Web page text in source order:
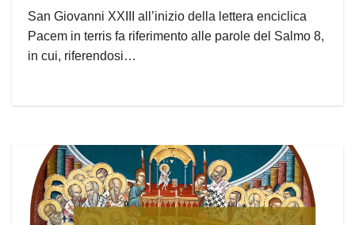
San Giovanni XXIII all’inizio della lettera enciclica
Pacem in terris fa riferimento alle parole del Salmo 8,
in cui, riferendosi…